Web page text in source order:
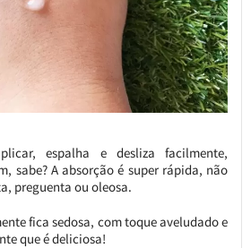
espalha e desliza facilmente,
sabe? A absorção é super rápida, não
preguenta ou oleosa.
fica sedosa, com toque aveludado e
que é deliciosa!